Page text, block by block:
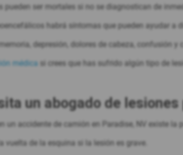
pueden ser mortales si no se diagnostican de
habrá síntomas que pueden ayudar a
depresión, dolores de cabeza, confusión y
médica si crees que has sufrido algún tipo de
un abogado de
un accidente de camión en Paradise, NV existe la
vuelta de la esquina si la lesión es grave.